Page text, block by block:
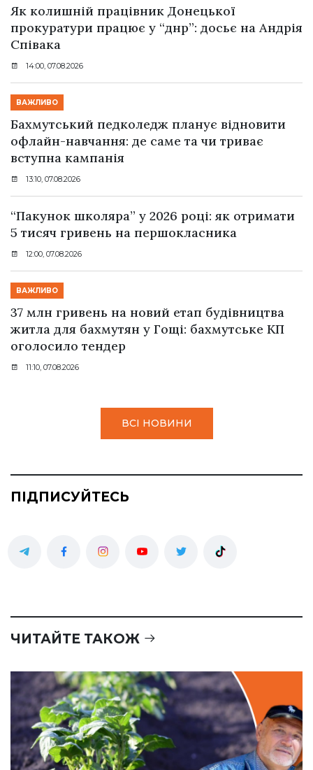
Як колишній працівник Донецької
прокуратури працює у “днр”: досьє на Андрія
Співака
14:00, 07.08.2026
ВАЖЛИВО
Бахмутський педколедж планує відновити
офлайн-навчання: де саме та чи триває
вступна кампанія
13:10, 07.08.2026
“Пакунок школяра” у 2026 році: як отримати
5 тисяч гривень на першокласника
12:00, 07.08.2026
ВАЖЛИВО
37 млн гривень на новий етап будівництва
житла для бахмутян у Гощі: бахмутське КП
оголосило тендер
11:10, 07.08.2026
ВСІ НОВИНИ
ПІДПИСУЙТЕСЬ
ЧИТАЙТЕ ТАКОЖ